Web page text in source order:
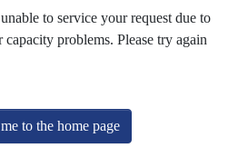
to service your request due to
problems. Please try again
to the home page